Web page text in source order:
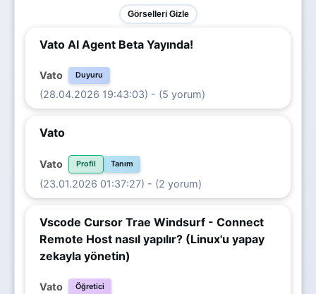
Görselleri Gizle
Vato AI Agent Beta Yayında!
Vato Duyuru
(28.04.2026 19:43:03) - (5 yorum)
Vato
Vato Profil Tanım
(23.01.2026 01:37:27) - (2 yorum)
Vscode Cursor Trae Windsurf - Connect
Remote Host nasıl yapılır? (Linux'u yapay
zekayla yönetin)
Vato Öğretici